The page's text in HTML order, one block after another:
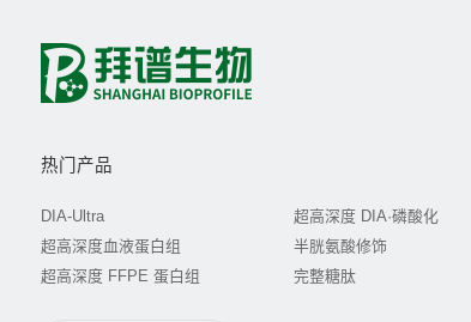
热门产品
DIA-Ultra 超高深度 DIA·磷酸化
超高深度血液蛋白组
半胱氨酸修饰
超高深度 FFPE 蛋白组
完整糖肽